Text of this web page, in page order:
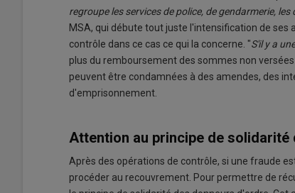
regroupe les services de police, de gendarmerie,
MSA, qui débute tout juste l'intensification de ses
contrôle dans ce cas ce qui la concerne. "S'il y a
plus du remboursement des sommes non
peuvent être condamnées à des amendes, des
d'emprisonnement.
Attention au principe de solidarité
Après des opérations de contrôle, si une fraude
procéder au recouvrement. Pour permettre de